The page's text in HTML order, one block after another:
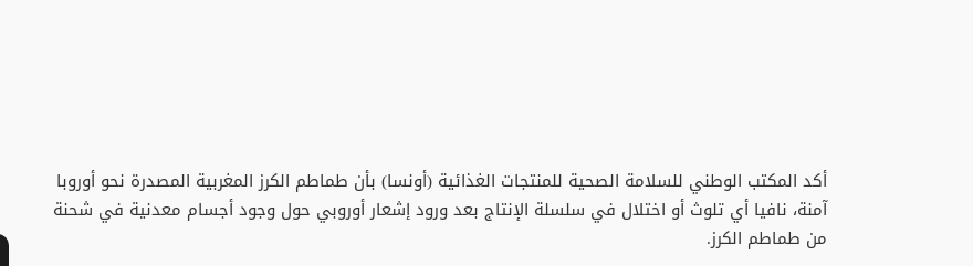
أكد المكتب الوطني للسلامة الصحية للمنتجات الغذائية (أونسا) بأن طماطم الكرز المغربية المصدرة نحو أوروبا
آمنة، نافيا أي تلوث أو اختلال في سلسلة الإنتاج بعد ورود إشعار أوروبي حول وجود أجسام معدنية في شحنة
من طماطم الكرز.